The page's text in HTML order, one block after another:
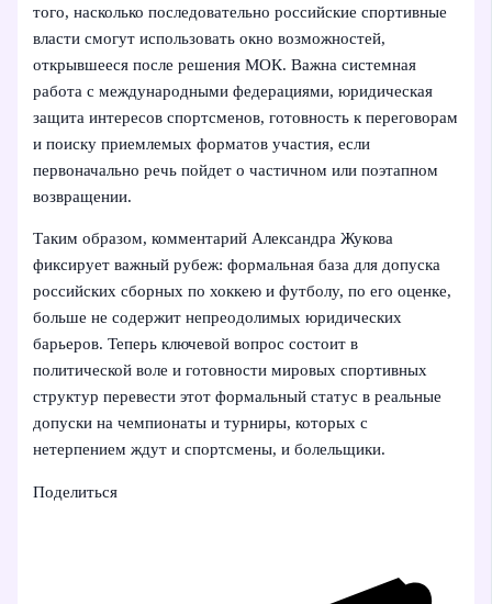
того, насколько последовательно российские спортивные
власти смогут использовать окно возможностей,
открывшееся после решения МОК. Важна системная
работа с международными федерациями, юридическая
защита интересов спортсменов, готовность к переговорам
и поиску приемлемых форматов участия, если
первоначально речь пойдет о частичном или поэтапном
возвращении.
Таким образом, комментарий Александра Жукова
фиксирует важный рубеж: формальная база для допуска
российских сборных по хоккею и футболу, по его оценке,
больше не содержит непреодолимых юридических
барьеров. Теперь ключевой вопрос состоит в
политической воле и готовности мировых спортивных
структур перевести этот формальный статус в реальные
допуски на чемпионаты и турниры, которых с
нетерпением ждут и спортсмены, и болельщики.
Поделиться